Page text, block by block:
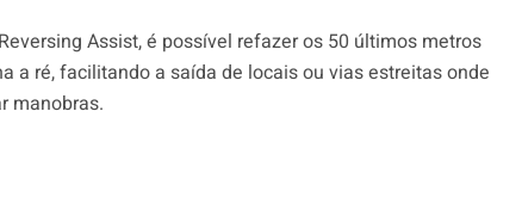
Assist, é possível refazer os 50 últimos metros
a ré, facilitando a saída de locais ou vias estreitas onde
manobras.